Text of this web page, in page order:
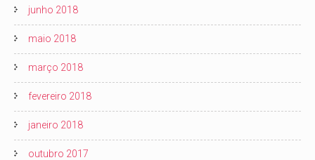
junho 2018
maio 2018
março 2018
fevereiro 2018
janeiro 2018
outubro 2017